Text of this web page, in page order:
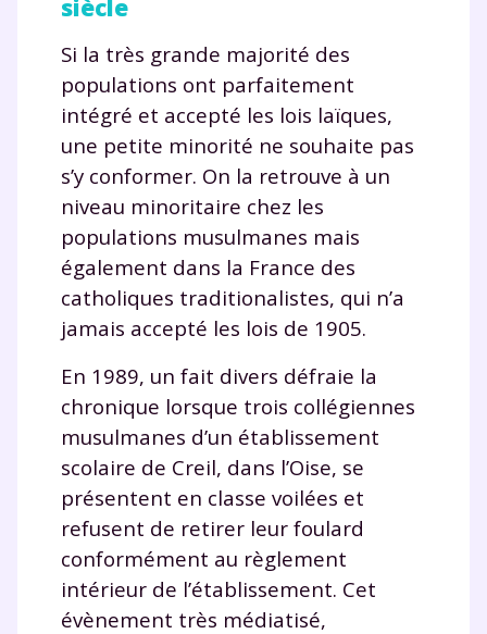
siècle
Si la très grande majorité des
populations ont parfaitement
intégré et accepté les lois laïques,
une petite minorité ne souhaite pas
s’y conformer. On la retrouve à un
niveau minoritaire chez les
populations musulmanes mais
également dans la France des
catholiques traditionalistes, qui n’a
jamais accepté les lois de 1905.
En 1989, un fait divers défraie la
chronique lorsque trois collégiennes
musulmanes d’un établissement
scolaire de Creil, dans l’Oise, se
présentent en classe voilées et
refusent de retirer leur foulard
conformément au règlement
intérieur de l’établissement. Cet
évènement très médiatisé,
corrigés
espace dédié aux parents
suivre les progrès
Tout le programme scolaire du CP à
la Terminale
Des profs expérimentés disponibles
à la demande par tchat, audio ou
vidéo
TESTER GRATUITEMENT
* Votre code d'accès sera envoyé à cette adresse e-mail. En
renseignant votre e-mail, vous consentez à ce que vos
données à caractère personnel soient traitées par SEJER, sous
la marque myMaxicours, afin que SEJER puisse vous donner
accès au service de soutien scolaire pendant 24h. Pour en
savoir plus sur la gestion de vos données personnelles et
pour exercer vos droits, vous pouvez consulter
notre
charte.
J’accepte de recevoir les actualités et des
communications de la part de
myMaxicours.